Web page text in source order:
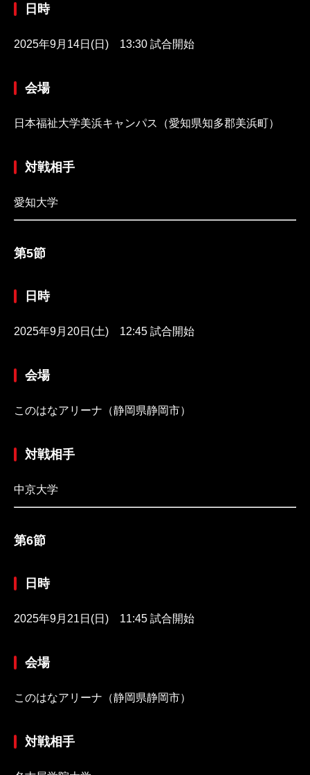
日時
2025年9月14日(日) 13:30 試合開始
会場
日本福祉大学美浜キャンパス（愛知県知多郡美浜町）
対戦相手
愛知大学
第5節
日時
2025年9月20日(土) 12:45 試合開始
会場
このはなアリーナ（静岡県静岡市）
対戦相手
中京大学
第6節
日時
2025年9月21日(日) 11:45 試合開始
会場
このはなアリーナ（静岡県静岡市）
対戦相手